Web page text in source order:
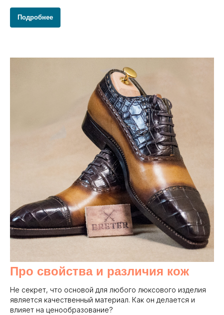
Подробнее
Про свойства и различия кож
Не секрет, что основой для любого люксового изделия
является качественный материал. Как он делается и
влияет на ценообразование?